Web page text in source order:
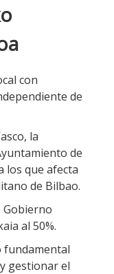
con
de
la
de
los que afecta
de Bilbao.
Gobierno
al 50%.
fundamental
gestionar el